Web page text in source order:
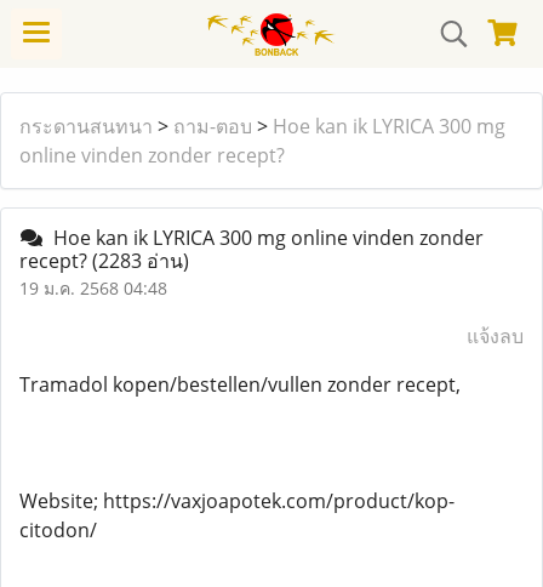
กระดานสนทนา > ถาม-ตอบ > Hoe kan ik LYRICA 300 mg
online vinden zonder recept?
Hoe kan ik LYRICA 300 mg online vinden zonder
recept?(2283 อ่าน)
19 ม.ค. 2568 04:48
แจ้งลบ
Tramadol kopen/bestellen/vullen zonder recept,
Website; https://vaxjoapotek.com/product/kop-
citodon/